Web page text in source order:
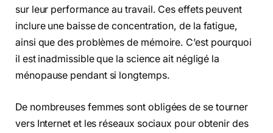
sur leur performance au travail. Ces effets peuvent
inclure une baisse de concentration, de la fatigue,
ainsi que des problèmes de mémoire. C’est pourquoi
il est inadmissible que la science ait négligé la
ménopause pendant si longtemps.
De nombreuses femmes sont obligées de se tourner
vers Internet et les réseaux sociaux pour obtenir des